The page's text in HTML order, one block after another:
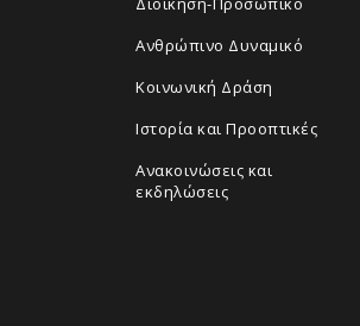
Ανθρώπινο Δυναμικό
Κοινωνική Δράση
Ιστορία και Προοπτικές
Ανακοινώσεις και
εκδηλώσεις